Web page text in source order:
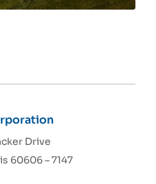
Drive
60606 – 7147